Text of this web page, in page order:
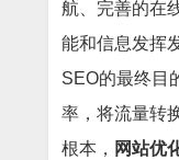
航、完善的在
能和信息发挥
SEO的最终目
率，将流量转
根本， 网站优